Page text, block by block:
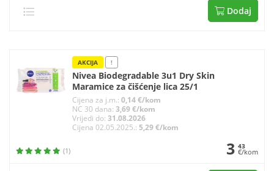
Dodaj
AKCIJA !
Nivea Biodegradable 3u1 Dry Skin
Maramice za čišćenje lica 25/1
Cijena za j.m.:0,14 €/kom
NC 30 dana:3,69 €/kom
Vrijedi do:31.08.2026
Cijena 02.05.2025.:5,29 €/kom
(1) 3 43
€/kom